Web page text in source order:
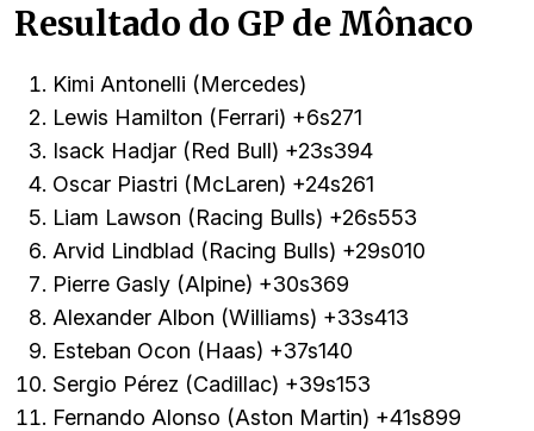
Resultado do GP de Mônaco
Kimi Antonelli (Mercedes)
Lewis Hamilton (Ferrari) +6s271
Isack Hadjar (Red Bull) +23s394
Oscar Piastri (McLaren) +24s261
Liam Lawson (Racing Bulls) +26s553
Arvid Lindblad (Racing Bulls) +29s010
Pierre Gasly (Alpine) +30s369
Alexander Albon (Williams) +33s413
Esteban Ocon (Haas) +37s140
Sergio Pérez (Cadillac) +39s153
Fernando Alonso (Aston Martin) +41s899